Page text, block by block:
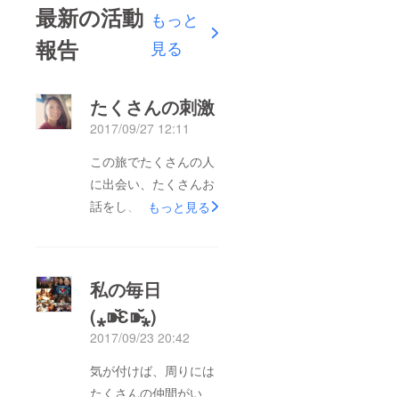
最新の活動
報告
もっと
見る
たくさんの刺激
2017/09/27 12:11
この旅でたくさんの人
に出会い、たくさんお
話をし、たくさんの刺
『感謝』するという気
持ちを常に大切に持つ
ということ(*´∀｀*) ブ
るので、ぜひ見てくだ
もっと見る
私の毎日
(⁎⁍̴̆Ɛ⁍̴̆⁎)
2017/09/23 20:42
気が付けば、周りには
たくさんの仲間がい